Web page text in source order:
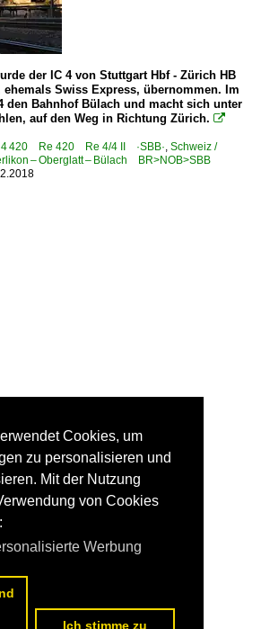
der IC 4 von Stuttgart Hbf - Zürich HB
ehemals Swiss Express, übernommen. Im
den Bahnhof Bülach und macht sich unter
auf den Weg in Richtung Zürich. 
4 420 Re 420 Re 4/4 II ·SBB· Schweiz /
– Oberglatt – Bülach BR>NOB>SBB
Cookies, um
zu personalisieren und
Mit der Nutzung
von Cookies
Werbung
Ich stimme zu